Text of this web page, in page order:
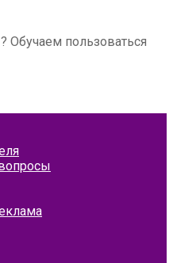
Обучаем пользоваться